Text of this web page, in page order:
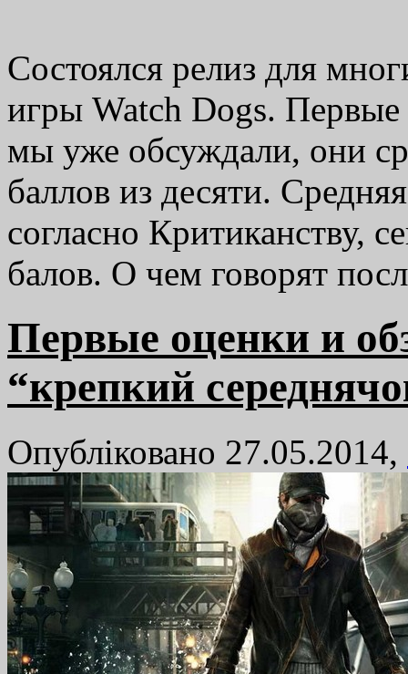
Состоялся релиз для
игры Watch Dogs. Первые
мы уже обсуждали, они
баллов из десяти.
согласно Критиканству,
балов. О чем говорят
Первые оценки и
“крепкий
Опубліковано 27.05.2014,